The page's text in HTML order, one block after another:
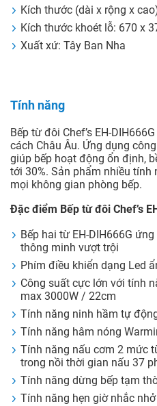
Kích thước (dài x rộng x
Kích thước khoét lỗ: 670 x
Xuất xứ: Tây Ban Nha
Tính năng
Bếp từ đôi Chef’s EH-
cách Châu Âu. Ứng dụng
giúp bếp hoạt động ổn định,
tới 30%. Sản phẩm nhiều tính
mọi không gian phòng bếp.
Đặc điểm Bếp từ đôi Chef’s
Bếp hai từ EH-DIH666G
thông minh vượt trội
Phím điều khiển dạng Led
Công suất cực lớn với tính
max 3000W / 22cm
Tính năng ninh hầm tự
Tính năng hâm nóng
Tính năng nấu cơm 2 mức
trong nồi thời gian nấu 37
Tính năng dừng bếp tạm
Tính năng hẹn giờ nhắc nhở